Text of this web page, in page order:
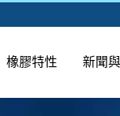
橡膠特性 新聞